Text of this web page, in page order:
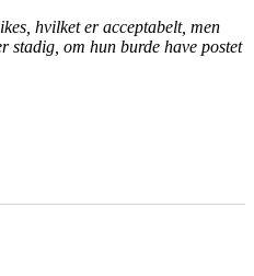
hvilket er acceptabelt, men
stadig, om hun burde have postet